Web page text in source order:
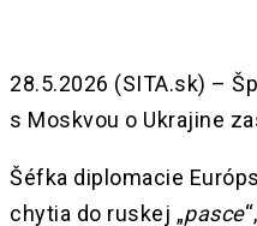
28.5.2026 (SITA.sk) –
s Moskvou o Ukrajine
Šéfka diplomacie
chytia do ruskej „pasce